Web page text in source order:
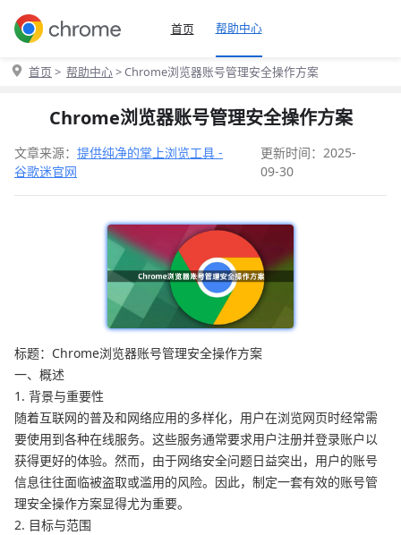
首页 帮助中心
首页 > 帮助中心> Chrome浏览器账号管理安全操作方案
Chrome浏览器账号管理安全操作方案
文章来源： 提供纯净的掌上浏览工具 -
谷歌迷官网
更新时间：2025-
09-30
标题：Chrome浏览器账号管理安全操作方案
一、概述
1. 背景与重要性
随着互联网的普及和网络应用的多样化，用户在浏览网页时经常需
要使用到各种在线服务。这些服务通常要求用户注册并登录账户以
获得更好的体验。然而，由于网络安全问题日益突出，用户的账号
信息往往面临被盗取或滥用的风险。因此，制定一套有效的账号管
理安全操作方案显得尤为重要。
2. 目标与范围